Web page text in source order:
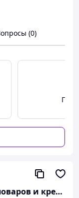
для:
097 058 59 58 .
(0)
"МарСия" - все для мыловаров и кремоваров